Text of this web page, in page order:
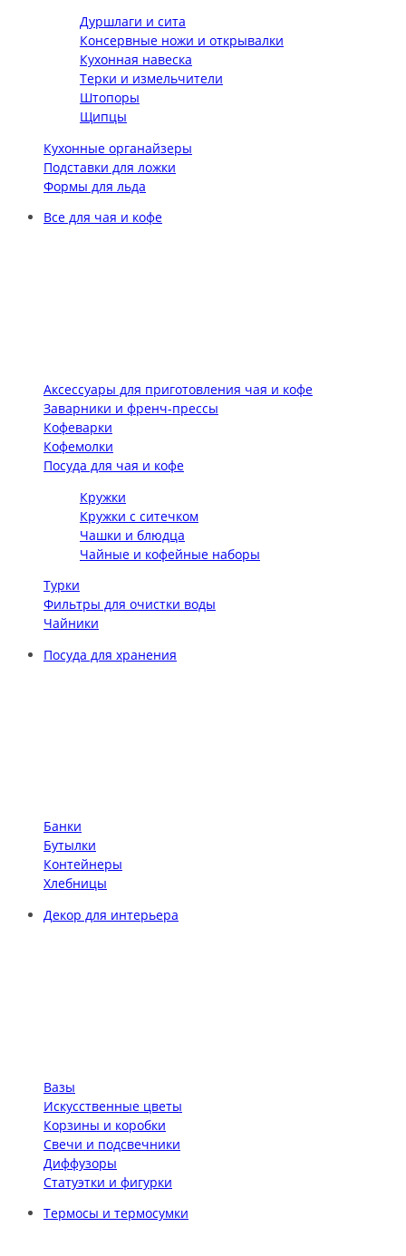
Дуршлаги и сита
Консервные ножи и открывалки
Кухонная навеска
Терки и измельчители
Штопоры
Щипцы
Кухонные органайзеры
Подставки для ложки
Формы для льда
Все для чая и кофе
Аксессуары для приготовления чая и кофе
Заварники и френч-прессы
Кофеварки
Кофемолки
Посуда для чая и кофе
Кружки
Кружки с ситечком
Чашки и блюдца
Чайные и кофейные наборы
Турки
Фильтры для очистки воды
Чайники
Посуда для хранения
Банки
Бутылки
Контейнеры
Хлебницы
Декор для интерьера
Вазы
Искусственные цветы
Корзины и коробки
Свечи и подсвечники
Диффузоры
Статуэтки и фигурки
Термосы и термосумки